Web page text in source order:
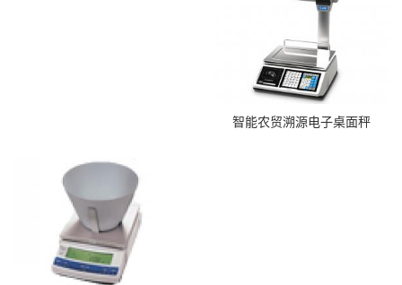
智能农贸溯源电子桌面秤